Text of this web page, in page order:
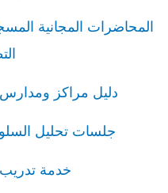
المحاضرات المجانية
دليل مراكز ومدارس
جلسات تحليل
خدمة